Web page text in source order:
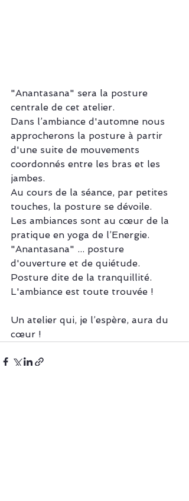
"Anantasana" sera la posture
centrale de cet atelier.
Dans l’ambiance d'automne nous
approcherons la posture à partir
d'une suite de mouvements
coordonnés entre les bras et les
jambes.
Au cours de la séance, par petites
touches, la posture se dévoile.
Les ambiances sont au cœur de la
pratique en yoga de l’Energie.
"Anantasana" ... posture
d'ouverture et de quiétude.
Posture dite de la tranquillité.
L'ambiance est toute trouvée !
Un atelier qui, je l’espère, aura du
cœur !